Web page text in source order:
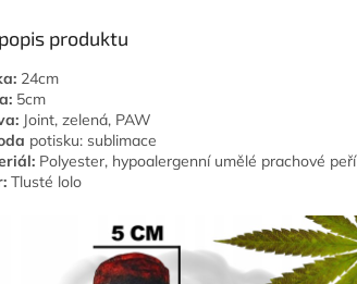
produktu
24cm
5cm
Joint, zelená, PAW
potisku: sublimace
Polyester, hypoalergenní umělé prachové peří
Tlusté lolo